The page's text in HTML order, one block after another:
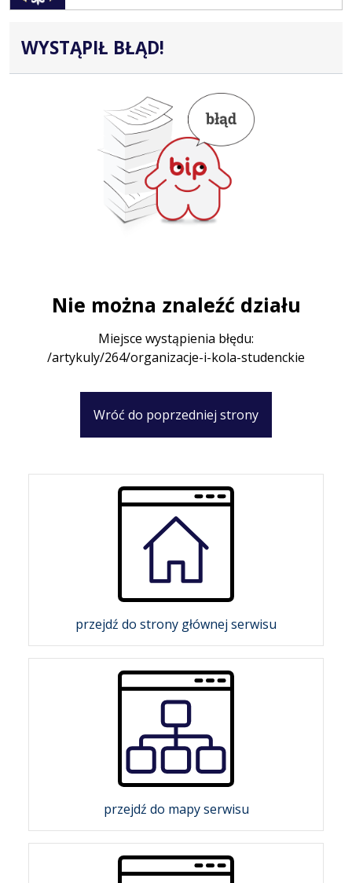
karcie
WYSTĄPIŁ BŁĄD!
Nie można znaleźć działu
Miejsce wystąpienia błędu:
/artykuly/264/organizacje-i-kola-studenckie
Wróć do poprzedniej strony
przejdź do strony głównej serwisu
przejdź do mapy serwisu